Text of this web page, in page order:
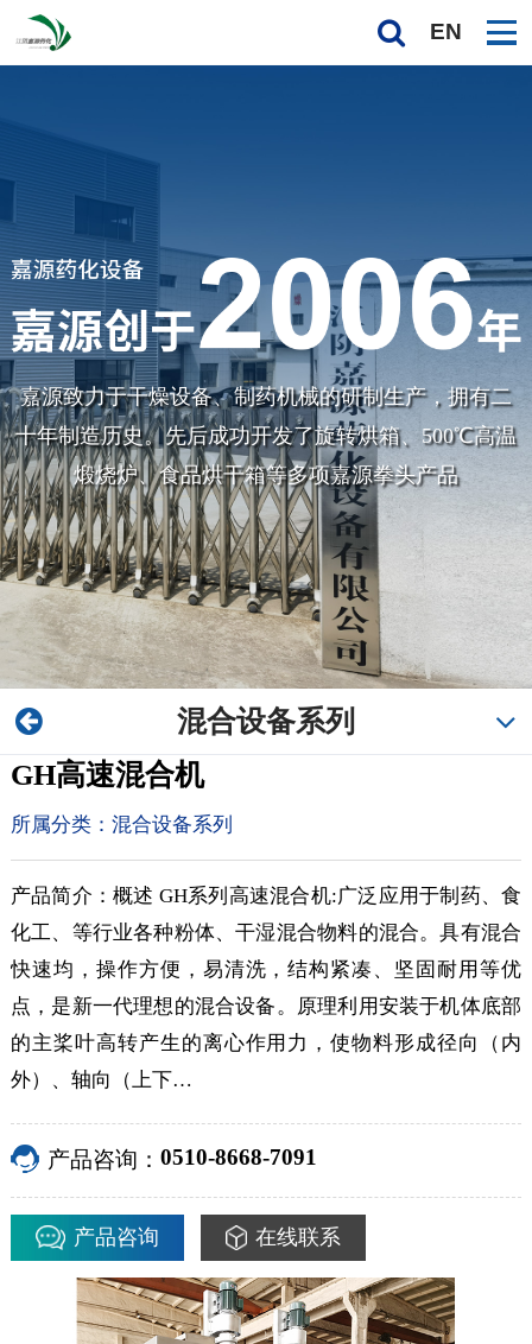
EN
嘉源致力于干燥设备、制药机械的研制生产，拥有二
十年制造历史。先后成功开发了旋转烘箱、 500℃高温
煅烧炉、食品烘干箱等多项嘉源拳头产品
混合设备系列
GH高速混合机
所属分类： 混合设备系列
产品简介：概述 GH系列高速混合机:广泛应用于制药、食
化工、等行业各种粉体、干湿混合物料的混合。具有混合
快速均，操作方便，易清洗，结构紧凑、坚固耐用等优
点，是新一代理想的混合设备。原理利用安装于机体底部
的主桨叶高转产生的离心作用力，使物料形成径向（内
外）、轴向（上下…
产品咨询： 0510-8668-7091
产品咨询 在线联系